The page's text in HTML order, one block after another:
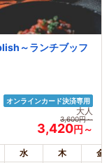
～ランチブッフ
オンラインカード決済専用
大人
3,600円～
3,420円～
水 木 金